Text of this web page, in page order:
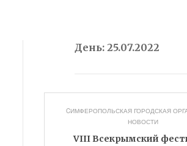
День:25.07.2022
CИМФЕРОПОЛЬСКАЯ ГОРОДСКАЯ
НОВОСТИ
VIII Всекрымский